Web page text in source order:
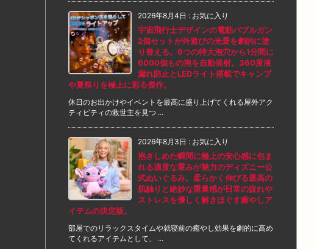
2026年8月4日 : お気に入り
宇宙飛行士デザインの電動バブルガン
2個セットが外遊びの光景を劇的に塗
り替える。6つの特大泡穴から1分間に
6000個もの泡を自動発射。360度液
漏れ防止とLEDライト搭載でキャンプ
や夏祭りを極上に彩る傑作。
休日のお出かけやイベントを最高に盛り上げてくれる屋外アク
ティビティの救世主を見つ ...
2026年8月3日 : お気に入り
抱きしめた瞬間に極上の安心感に包ま
れる適度な重みが魅力のディズニー公
式ぬいぐるみ。柔らかく伸びる最高の
肌触りと絶妙な重量感が日常の疲れや
ストレスを優しく解きほぐす癒やしア
イテムの決定版。
部屋でのリラックスタイムや就寝前の癒やし効果を劇的に高め
てくれるアイテムとして、 ...